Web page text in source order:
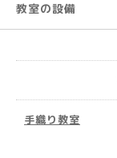
教室の設備
手織り教室